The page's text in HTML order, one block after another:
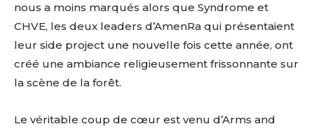
nous a moins marqués alors que Syndrome et
CHVE, les deux leaders d’AmenRa qui présentaient
leur side project une nouvelle fois cette année, ont
créé une ambiance religieusement frissonnante sur
la scène de la forêt.
Le véritable coup de cœur est venu d’Arms and